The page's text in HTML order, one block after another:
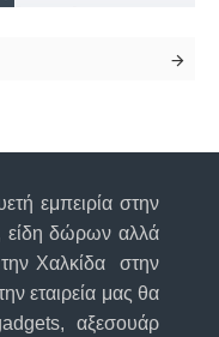
στυλ, το
εμπειρία στην
είδη δώρων αλλά
Χαλκίδα στην
εταιρεία μας θα
αξεσουάρ